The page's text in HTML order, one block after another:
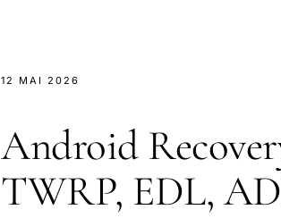
12 MAI 2026
Android
TWRP, EDL,